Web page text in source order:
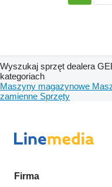
Wyszukaj sprzęt dealera
kategoriach
Maszyny magazynowe
zamienne Sprzęty
Firma